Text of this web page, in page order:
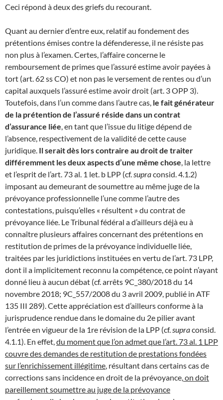
Ceci répond à deux des griefs du recourant.
Quant au dernier d’entre eux, relatif au fondement des
prétentions émises contre la défenderesse, il ne résiste pas
non plus à l’examen. Certes, l’affaire concerne le
remboursement de primes que l’assuré estime avoir payées à
tort (art. 62 ss CO) et non pas le versement de rentes ou d’un
capital auxquels l’assuré estime avoir droit (art. 3 OPP 3).
Toutefois, dans l’un comme dans l’autre cas, le fait générateur
de la prétention de l’assuré réside dans un contrat
d’assurance liée , en tant que l’issue du litige dépend de
l’absence, respectivement de la validité de cette cause
juridique. Il serait dès lors contraire au droit de traiter
différemment les deux aspects d’une même chose , la lettre
et l’esprit de l’art. 73 al. 1 let. b LPP (cf. supraconsid. 4.1.2)
imposant au demeurant de soumettre au même juge de la
prévoyance professionnelle l’une comme l’autre des
contestations, puisqu’elles « résultent » du contrat de
prévoyance liée. Le Tribunal fédéral a d’ailleurs déjà eu à
connaître plusieurs affaires concernant des prétentions en
restitution de primes de la prévoyance individuelle liée,
traitées par les juridictions instituées en vertu de l’art. 73 LPP,
dont il a implicitement reconnu la compétence, ce point n’ayant
donné lieu à aucun débat (cf. arrêts 9C_380/2018 du 14
novembre 2018; 9C_557/2008 du 3 avril 2009, publié in ATF
135 III 289). Cette appréciation est d’ailleurs conforme à la
jurisprudence rendue dans le domaine du 2e pilier avant
l’entrée en vigueur de la 1re révision de la LPP (cf. supraconsid.
4.1.1). En effet, du moment que l’on admet que l’art. 73 al. 1 LPP
couvre des demandes de restitution de prestations fondées
sur l’enrichissement illégitime , résultant dans certains cas de
corrections sans incidence en droit de la prévoyance, on doit
pareillement soumettre au juge de la prévoyance